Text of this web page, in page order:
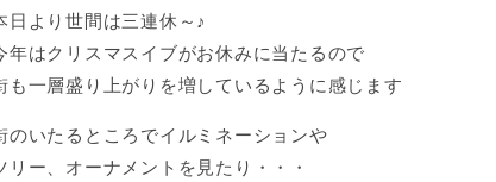
日より世間は三連休～♪
年はクリスマスイブがお休みに当たるので
も一層盛り上がりを増しているように感じます
のいたるところでイルミネーションや
リー、オーナメントを見たり・・・